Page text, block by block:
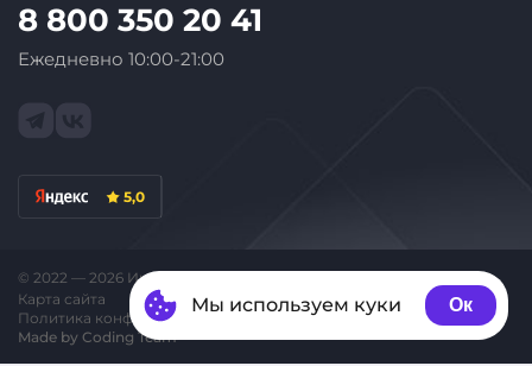
Мы используем куки Ок
8 800 350 20 41
Ежедневно 10:00-21:00
5,0
© 2022 — 2026 Интернет-магазин «ID Store»
Карта сайта
Политика конфиденциальности
Made by Coding Team